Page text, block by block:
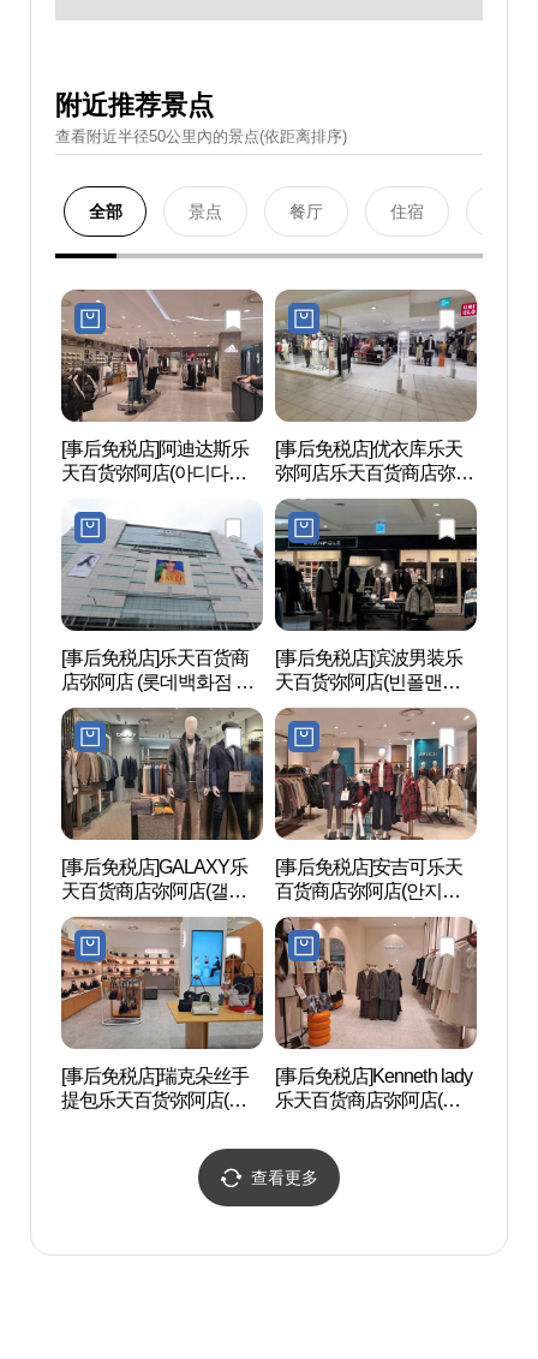
附近推荐景点
查看附近半径50公里內的景点(依距离排序)
全部 景点 餐厅 住宿
[事后免税店]阿迪达斯乐
天百货弥阿店(아디다스
[事后免税店]优衣库乐天
弥阿店乐天百货商店弥阿
店(유니클로 롯데백화점
미아점)
[事后免税店]乐天百货商
店弥阿店 (롯데백화점 미
아점)
[事后免税店]滨波男装乐
天百货弥阿店(빈폴맨즈
롯데백화점 미아점)
[事后免税店]GALAXY乐
天百货商店弥阿店(갤럭
시 롯데백화점 미아점)
[事后免税店]安吉可乐天
百货商店弥阿店(안지크
롯데백화점 미아점)
[事后免税店]瑞克朵丝手
提包乐天百货弥阿店(루
[事后免税店]Kenneth lady
乐天百货商店弥阿店(케
미아점)
查看更多